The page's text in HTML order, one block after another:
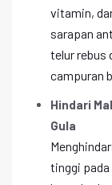
vitamin,
sarapan
telur rebus
campuran
Hindari
Gula
tinggi